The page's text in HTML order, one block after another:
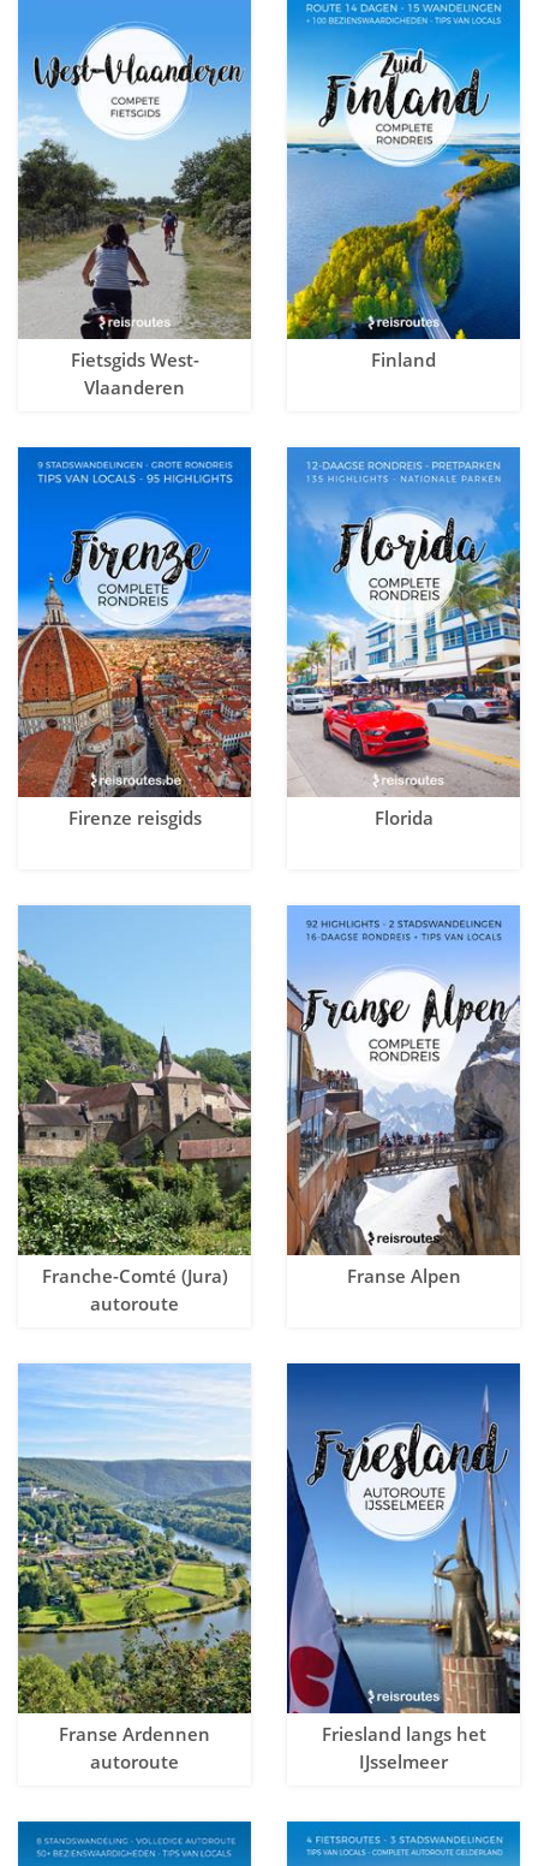
Fietsgids West-
Vlaanderen
Finland
Firenze reisgids Florida
Franche-Comté (Jura)
autoroute
Franse Alpen
Franse Ardennen
autoroute
Friesland langs het
IJsselmeer